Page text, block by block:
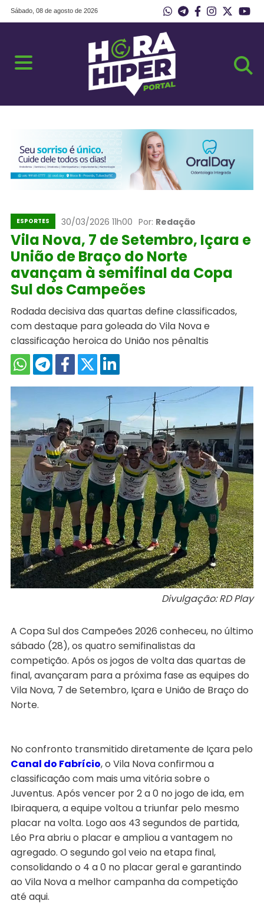
Sábado, 08 de agosto de 2026
ESPORTES 30/03/2026 11h00 Por: Redação
Vila Nova, 7 de Setembro, Içara e
União de Braço do Norte
avançam à semifinal da Copa
Sul dos Campeões
Rodada decisiva das quartas define classificados,
com destaque para goleada do Vila Nova e
classificação heroica do União nos pênaltis
Divulgação: RD Play
A Copa Sul dos Campeões 2026 conheceu, no último
sábado (28), os quatro semifinalistas da
competição. Após os jogos de volta das quartas de
final, avançaram para a próxima fase as equipes do
Vila Nova, 7 de Setembro, Içara e União de Braço do
Norte.
No confronto transmitido diretamente de Içara pelo
Canal do Fabrício, o Vila Nova confirmou a
classificação com mais uma vitória sobre o
Juventus. Após vencer por 2 a 0 no jogo de ida, em
Ibiraquera, a equipe voltou a triunfar pelo mesmo
placar na volta. Logo aos 43 segundos de partida,
Léo Pra abriu o placar e ampliou a vantagem no
agregado. O segundo gol veio na etapa final,
consolidando o 4 a 0 no placar geral e garantindo
ao Vila Nova a melhor campanha da competição
até aqui.